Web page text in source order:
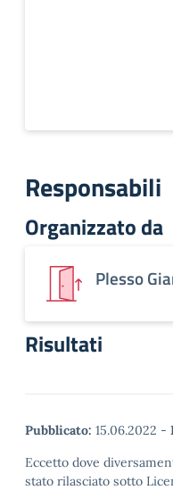
Responsabili
Organizzato da
Plesso
Risultati
Pubblicato: 15.06.2022 -
Eccetto dove
stato rilasciato sotto